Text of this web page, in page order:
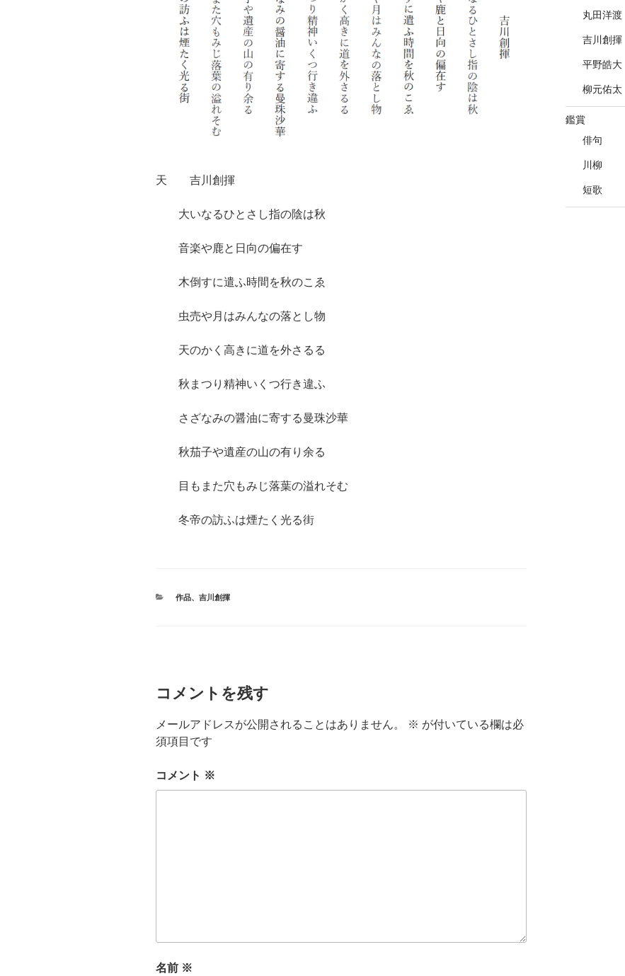
天 吉川創揮
大いなるひとさし指の陰は秋
音楽や鹿と日向の偏在す
木倒すに遣ふ時間を秋のこゑ
虫売や月はみんなの落とし物
天のかく高きに道を外さるる
秋まつり精神いくつ行き違ふ
さざなみの醤油に寄する曼珠沙華
秋茄子や遺産の山の有り余る
目もまた穴もみじ落葉の溢れそむ
冬帝の訪ふは煙たく光る街
カ
作品、 吉川創揮
コメントを残す
メールアドレスが公開されることはありません。 ※ が付いている欄は必
須項目です
コメント ※
名前 ※
丸田洋渡
吉川創揮
平野皓大
柳元佑太
鑑賞
俳句
川柳
短歌